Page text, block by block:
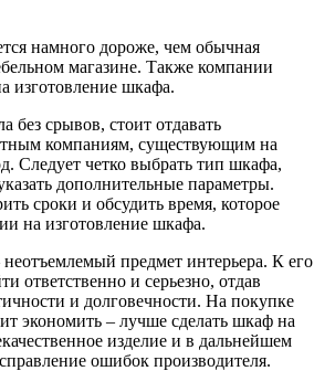
намного дороже, чем обычная
магазине. Также компании
изготовление шкафа.
без срывов, стоит отдавать
компаниям, существующим на
Следует четко выбрать тип шкафа,
дополнительные параметры.
сроки и обсудить время, которое
на изготовление шкафа.
предмет интерьера. К его
ответственно и серьезно, отдав
и долговечности. На покупке
экономить – лучше сделать шкаф на
изделие и в дальнейшем
ошибок производителя.